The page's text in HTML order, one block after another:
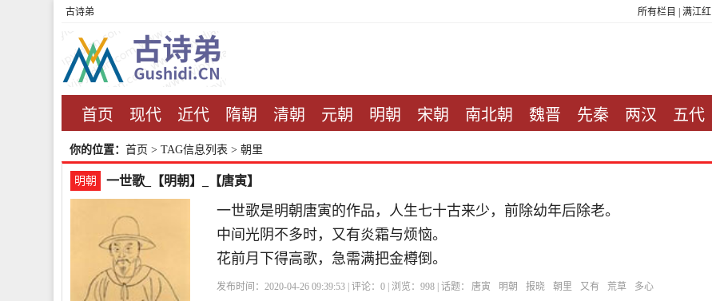
所有栏目 满江红
古诗弟
首页 现代 近代 隋朝 清朝 元朝 明朝 宋朝 南北朝 魏晋 先秦 两汉 五代
你的位置： 首页 > TAG信息列表 > 朝里
明朝 一世歌_【明朝】_【唐寅】
一世歌是明朝唐寅的作品，人生七十古来少，前除幼年后除老。
中间光阴不多时，又有炎霜与烦恼。
花前月下得高歌，急需满把金樽倒。
发布时间：2020-04-26 09:39:53 | 评论：0 | 浏览：998 | 话题： 唐寅 明朝 报晓 朝里 又有 荒草 多心